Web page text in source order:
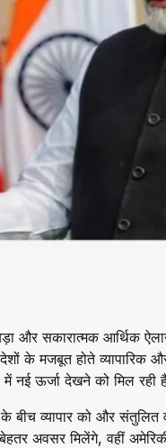
और सकारात्मक आर्थिक
के मजबूत होते व्यापारिक
नई ऊर्जा देखने को मिल रही
बीच व्यापार को और संतुलित
अवसर मिलेंगे, वहीं